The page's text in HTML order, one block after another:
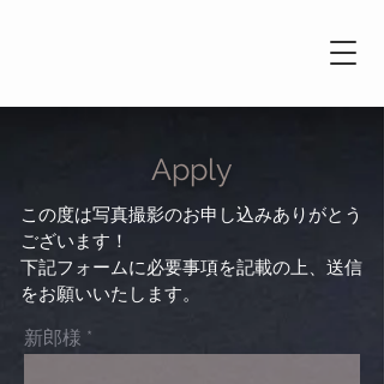
Apply
この度は写真撮影のお申し込みありがとう
ございます！
下記フォームに必要事項を記載の上、送信
をお願いいたします。
新郎様